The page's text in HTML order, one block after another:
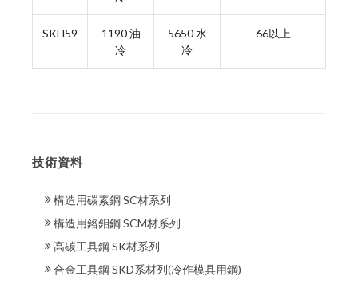
SKH59
1190 油
冷
5650 水
冷
66以上
技術資料
構造用碳素鋼 SC材系列
構造用鉻鉬鋼 SCM材系列
高碳工具鋼 SK材系列
合金工具鋼 SKD系材列(冷作模具用鋼)